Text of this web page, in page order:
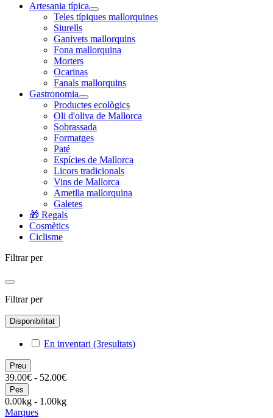
Artesania típica
Teles típiques mallorquines
Siurells
Ganivets mallorquins
Fona mallorquina
Morters
Ocarinas
Fanals mallorquins
Gastronomia
Productes ecològics
Oli d'oliva de Mallorca
Sobrassada
Formatges
Paté
Espícies de Mallorca
Licors tradicionals
Vins de Mallorca
Ametlla mallorquina
Galetes
🎁 Regals
Cosmètics
Ciclisme
Filtrar per
Filtrar per
Disponibilitat
En inventari (3resultats)
Preu
39.00€ - 52.00€
Pes
0.00kg - 1.00kg
Marques